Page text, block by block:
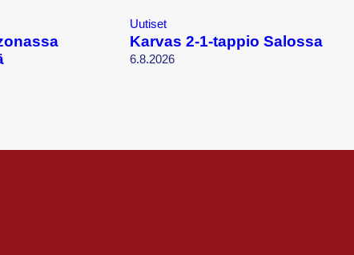
Uutiset
Karvas 2-1-tappio Salossa
6.8.2026